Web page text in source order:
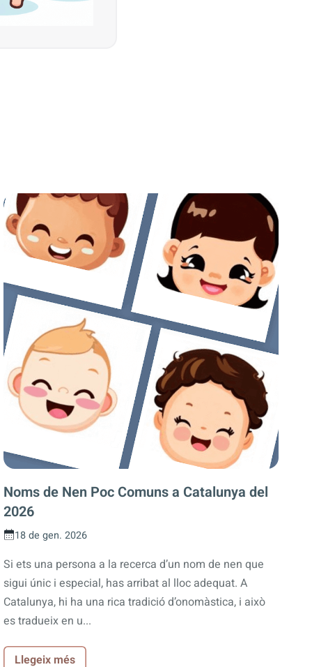
Noms de Nen Poc Comuns a Catalunya del
2026
18 de gen. 2026
Si ets una persona a la recerca d’un nom de nen que
sigui únic i especial, has arribat al lloc adequat. A
Catalunya, hi ha una rica tradició d’onomàstica, i això
es tradueix en u...
Llegeix més